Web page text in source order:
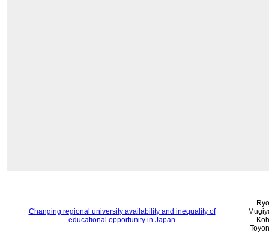
Changing regional university availability and inequality of
educational opportunity in Japan